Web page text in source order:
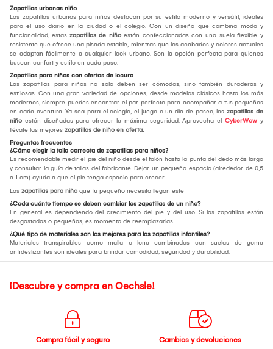
Zapatillas urbanas niño
Las zapatillas urbanas para niños destacan por su estilo moderno y versátil, ideales
para el uso diario en la ciudad o el colegio. Con un diseño que combina moda y
funcionalidad, estas zapatillas de niño están confeccionadas con una suela flexible y
resistente que ofrece una pisada estable, mientras que los acabados y colores actuales
se adaptan fácilmente a cualquier look urbano. Son la opción perfecta para quienes
buscan confort y estilo en cada paso.
Zapatillas para niños con ofertas de locura
Las zapatillas para niños no solo deben ser cómodas, sino también duraderas y
estilosas. Con una gran variedad de opciones, desde modelos clásicos hasta los más
modernos, siempre puedes encontrar el par perfecto para acompañar a tus pequeños
en cada aventura. Ya sea para el colegio, el juego o un día de paseo, las zapatillas de
niño están diseñadas para ofrecer la máxima seguridad. Aprovecha el CyberWow y
llévate las mejores zapatillas de niño en oferta.
Preguntas frecuentes
¿Cómo elegir la talla correcta de zapatillas para niños?
Es recomendable medir el pie del niño desde el talón hasta la punta del dedo más largo
y consultar la guía de tallas del fabricante. Dejar un pequeño espacio (alrededor de 0,5
a 1 cm) ayuda a que el pie tenga espacio para crecer.
Las zapatillas para niño que tu pequeño necesita llegan este
¿Cada cuánto tiempo se deben cambiar las zapatillas de un niño?
En general es dependiendo del crecimiento del pie y del uso. Si las zapatillas están
desgastadas o pequeñas, es momento de reemplazarlas.
¿Qué tipo de materiales son los mejores para las zapatillas infantiles?
Materiales transpirables como malla o lona combinados con suelas de goma
antideslizantes son ideales para brindar comodidad, seguridad y durabilidad.
¡Descubre y compra en Oechsle!
Compra fácil y seguro
Cambios y devoluciones